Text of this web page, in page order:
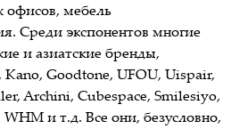
офисов, мебель
Среди экспонентов многие
и азиатские бренды,
Goodtone, UFOU, Uispair,
Archini, Cubespace, Smilesiyo,
и т.д. Все они, безусловно,